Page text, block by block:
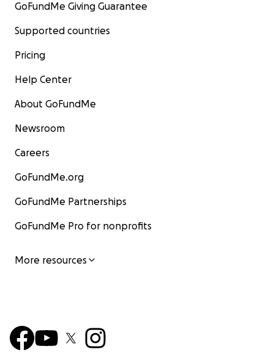
GoFundMe Giving Guarantee
Supported countries
Pricing
Help Center
About GoFundMe
Newsroom
Careers
GoFundMe.org
GoFundMe Partnerships
GoFundMe Pro for nonprofits
More resources